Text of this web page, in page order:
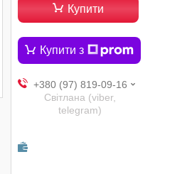
Купити
Купити з
+380 (97) 819-09-16
Світлана (viber,
telegram)